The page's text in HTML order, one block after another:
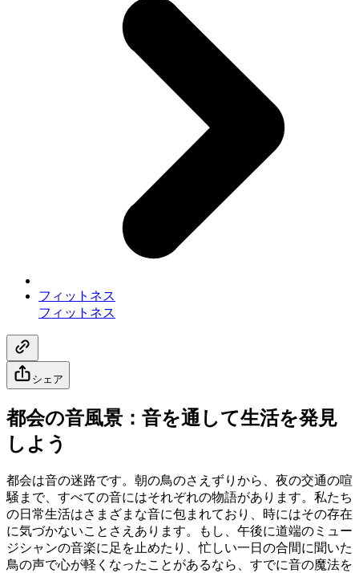
フィットネス
フィットネス
シェア
都会の音風景：音を通して生活を発見
しよう
都会は音の迷路です。朝の鳥のさえずりから、夜の交通の喧
騒まで、すべての音にはそれぞれの物語があります。私たち
の日常生活はさまざまな音に包まれており、時にはその存在
に気づかないことさえあります。もし、午後に道端のミュー
ジシャンの音楽に足を止めたり、忙しい一日の合間に聞いた
鳥の声で心が軽くなったことがあるなら、すでに音の魔法を